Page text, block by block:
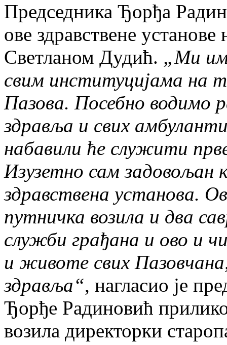
Председника Ђорђа
ове здравствене
Светланом Дудић. „Ми
свим институцијама на
Пазова. Посебно водимо
здравља и свих
набавили ће служити
Изузетно сам задовољан
здравствена установа.
путничка возила и два
служби грађана и ово и
и животе свих
здравља“, нагласио је
Ђорђе Радиновић
возила директорки